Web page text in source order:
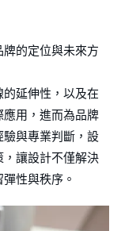
的定位與未來方
延伸性，以及在
用，進而為品牌
與專業判斷，設
讓設計不僅解決
性與秩序。